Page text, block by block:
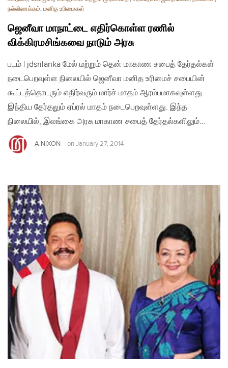
நல்லிணக்கம், மனித உரிமைகள்
ஜெனீவா மாநாட்டை எதிர்கொள்ள ரணில்
விக்கிரமசிங்கவை நாடும் அரசு
படம் | jdsrilanka மேல் மற்றும் தென் மாகாண சபைத் தேர்தல்கள்
நடைபெறவுள்ள நிலையில் ஜெனீவா மனித உரிமைச் சபையின்
கூட்டத்தொடரும் எதிர்வரும் மார்ச் மாதம் ஆரம்பமாகவுள்ளது.
இந்திய தேர்தலும் ஏப்ரல் மாதம் நடைபெறவுள்ளது. இந்த
நிலையில், இலங்கை அரசு மாகாண சபைத் தேர்தல்களிலும்…
A.NIXON on January 27, 2014